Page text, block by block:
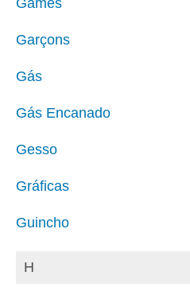
Games
Garçons
Gás
Gás Encanado
Gesso
Gráficas
Guincho
H